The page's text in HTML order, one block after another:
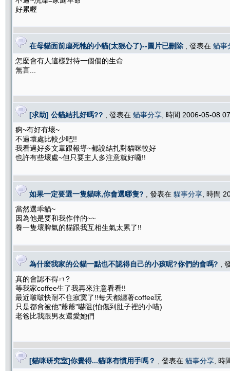
好累喔
在母貓面前虐死牠的小貓(太狠心了)--圖片已刪除 , 發表在 貓事
怎麼會有人這樣對待一個個的生命
無言...
[求助] 公貓結扎好嗎?? , 發表在 貓事分享 , 時間 2006-05-08
痾~有好有壞~
不過壞處比較少吧!!
我看過好多文章跟報導~都說結扎對貓咪較好
也許有些壞處~但只要主人多注意就好囉!!
如果一定要選一隻貓咪,你會選哪隻? , 發表在 貓事分享 , 時間
當然選乖貓~
因為他是要和我作伴的~~
養一隻壞脾氣的貓跟我互相生氣太累了!!
為什麼我家的公貓一點也不認得自己的小孩呢?你們的會嗎?
,
真的會認不得ㄇ?
等我家coffee生了我再來注意看看!!
最近啵啵快耐不住寂寞了!!每天都纏著coffee玩
只是都會被他"爺爺"嚇阻(怕傷到肚子裡的小喵)
老爸比我跟男友還愛她們
[貓咪研究室]你覺得...貓咪有慣用手嗎？ , 發表在 貓事分享 ,